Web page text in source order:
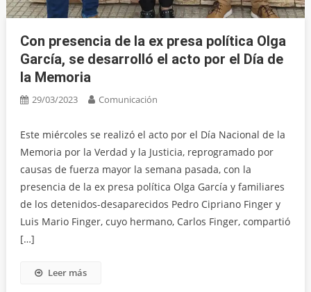
Con presencia de la ex presa política Olga
García, se desarrolló el acto por el Día de
la Memoria
29/03/2023 Comunicación
Este miércoles se realizó el acto por el Día Nacional de la
Memoria por la Verdad y la Justicia, reprogramado por
causas de fuerza mayor la semana pasada, con la
presencia de la ex presa política Olga García y familiares
de los detenidos-desaparecidos Pedro Cipriano Finger y
Luis Mario Finger, cuyo hermano, Carlos Finger, compartió
[…]
Leer más